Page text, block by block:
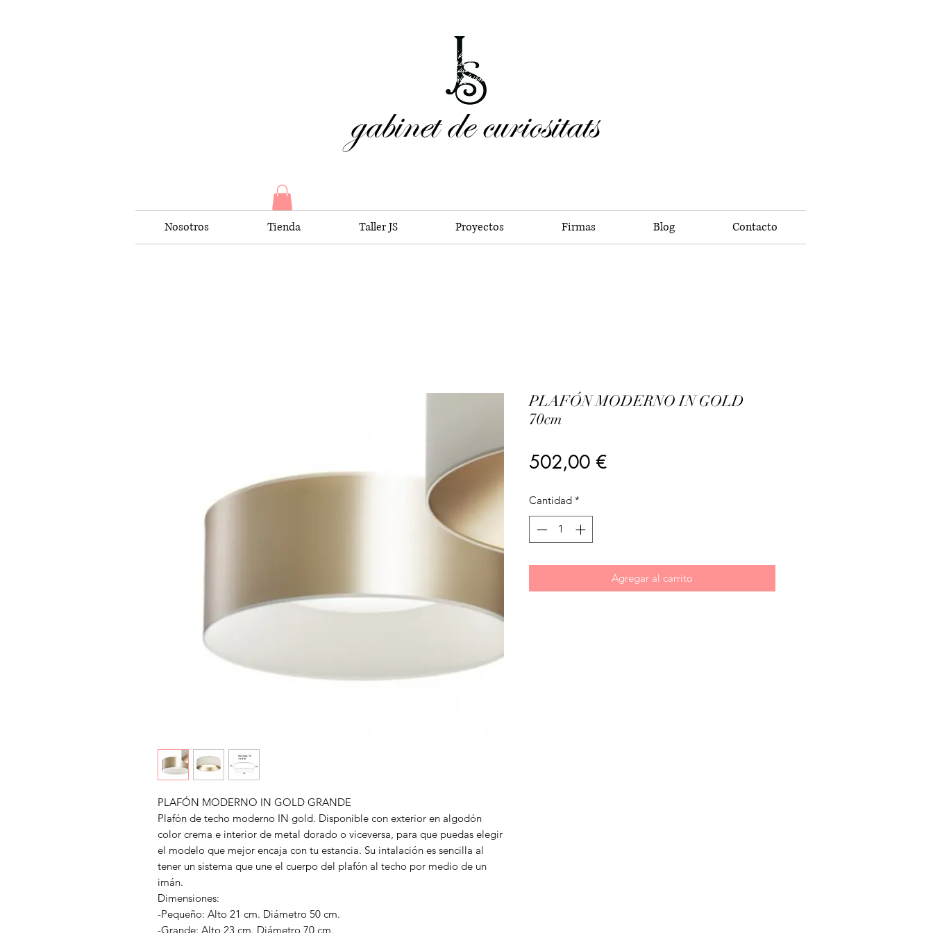
gabinet de curiositats
Nosotros Tienda Taller JS Proyectos Firmas Blog Contacto
PLAFÓN MODERNO IN GOLD GRANDE
Plafón de techo moderno IN gold. Disponible con exterior en algodón
color crema e interior de metal dorado o viceversa, para que puedas elegir
el modelo que mejor encaja con tu estancia. Su intalación es sencilla al
tener un sistema que une el cuerpo del plafón al techo por medio de un
imán.
Dimensiones:
-Pequeño: Alto 21 cm. Diámetro 50 cm.
-Grande: Alto 23 cm. Diámetro 70 cm.
PLAFÓN MODERNO IN GOLD
70cm
502,00 €Precio
Cantidad *
Agregar al carrito